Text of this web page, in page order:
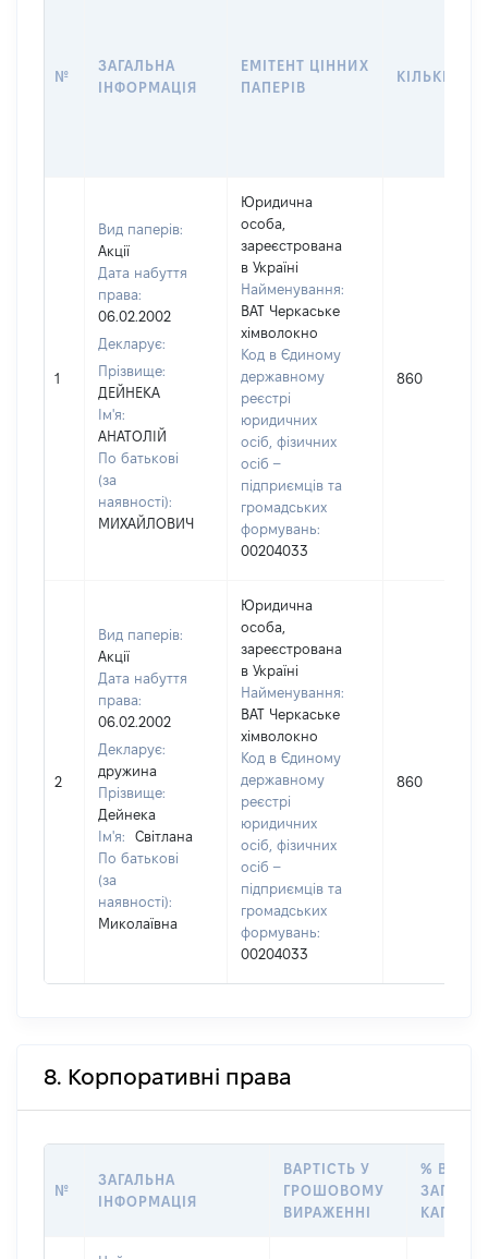
№
ЗАГАЛЬНА
ІНФОРМАЦІЯ
ЕМІТЕНТ ЦІННИХ
ПАПЕРІВ
КІЛЬКІСТЬ
1
Вид паперів:
Акції
Дата набуття
права:
06.02.2002
Декларує:
Прізвище:
ДЕЙНЕКА
Ім'я:
АНАТОЛІЙ
По батькові
(за
наявності):
МИХАЙЛОВИЧ
Юридична
особа,
зареєстрована
в Україні
Найменування:
ВАТ Черкаське
хімволокно
Код в Єдиному
державному
реєстрі
юридичних
осіб, фізичних
осіб –
підприємців та
громадських
формувань:
00204033
860
2
Вид паперів:
Акції
Дата набуття
права:
06.02.2002
Декларує:
дружина
Прізвище:
Дейнека
Ім'я:
Світлана
По батькові
(за
наявності):
Миколаївна
Юридична
особа,
зареєстрована
в Україні
Найменування:
ВАТ Черкаське
хімволокно
Код в Єдиному
державному
реєстрі
юридичних
осіб, фізичних
осіб –
підприємців та
громадських
формувань:
00204033
860
8. Корпоративні права
№
ЗАГАЛЬНА
ІНФОРМАЦІЯ
ВАРТІСТЬ У
ГРОШОВОМУ
ВИРАЖЕННІ
% ВІД